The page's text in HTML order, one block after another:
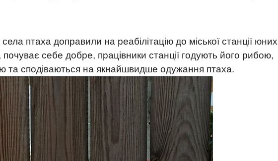
птаха доправили на реабілітацію до міської станції юних
почуває себе добре, працівники станції годують його рибою,
та сподіваються на якнайшвидше одужання птаха.